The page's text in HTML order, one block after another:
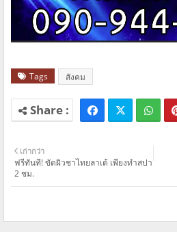
Tags สังคม
เก่ากว่า
ฟรีทันที! ขัดผิวชาไทยลาเต้ เพียงทำสปา
2 ชม.